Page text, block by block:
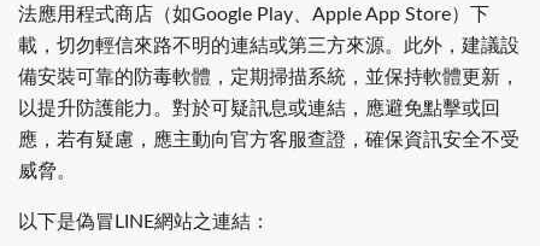
法應用程式商店（如Google Play、Apple App Store）下
載，切勿輕信來路不明的連結或第三方來源。此外，建議設
備安裝可靠的防毒軟體，定期掃描系統，並保持軟體更新，
以提升防護能力。對於可疑訊息或連結，應避免點擊或回
應，若有疑慮，應主動向官方客服查證，確保資訊安全不受
威脅。
以下是偽冒LINE網站之連結：